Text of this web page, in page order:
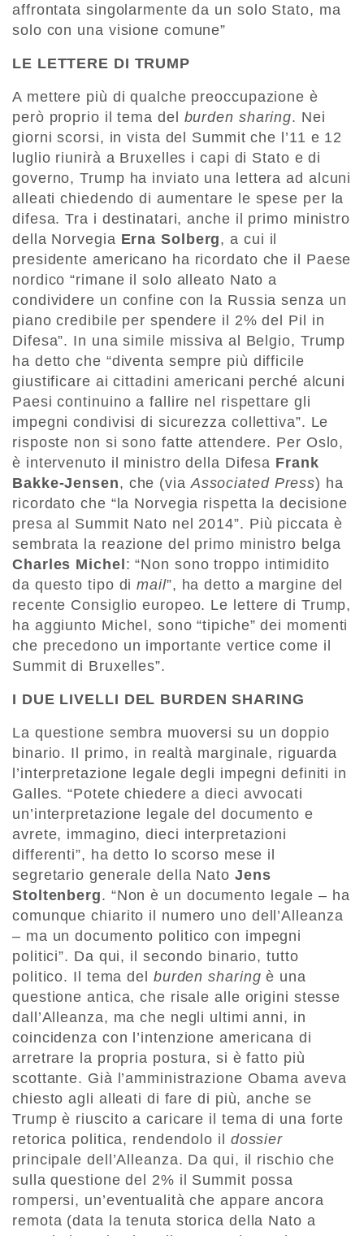
affrontata singolarmente da un solo Stato, ma
solo con una visione comune”
LE LETTERE DI TRUMP
A mettere più di qualche preoccupazione è
però proprio il tema del burden sharing. Nei
giorni scorsi, in vista del Summit che l’11 e 12
luglio riunirà a Bruxelles i capi di Stato e di
governo, Trump ha inviato una lettera ad alcuni
alleati chiedendo di aumentare le spese per la
difesa. Tra i destinatari, anche il primo ministro
della Norvegia Erna Solberg, a cui il
presidente americano ha ricordato che il Paese
nordico “rimane il solo alleato Nato a
condividere un confine con la Russia senza un
piano credibile per spendere il 2% del Pil in
Difesa”. In una simile missiva al Belgio, Trump
ha detto che “diventa sempre più difficile
giustificare ai cittadini americani perché alcuni
Paesi continuino a fallire nel rispettare gli
impegni condivisi di sicurezza collettiva”. Le
risposte non si sono fatte attendere. Per Oslo,
è intervenuto il ministro della Difesa Frank
Bakke-Jensen, che (via Associated Press) ha
ricordato che “la Norvegia rispetta la decisione
presa al Summit Nato nel 2014”. Più piccata è
sembrata la reazione del primo ministro belga
Charles Michel: “Non sono troppo intimidito
da questo tipo dimail”, ha detto a margine del
recente Consiglio europeo. Le lettere di Trump,
ha aggiunto Michel, sono “tipiche” dei momenti
che precedono un importante vertice come il
Summit di Bruxelles”.
I DUE LIVELLI DEL BURDEN SHARING
La questione sembra muoversi su un doppio
binario. Il primo, in realtà marginale, riguarda
l’interpretazione legale degli impegni definiti in
Galles. “Potete chiedere a dieci avvocati
un’interpretazione legale del documento e
avrete, immagino, dieci interpretazioni
differenti”, ha detto lo scorso mese il
segretario generale della Nato Jens
Stoltenberg. “Non è un documento legale – ha
comunque chiarito il numero uno dell’Alleanza
– ma un documento politico con impegni
politici”. Da qui, il secondo binario, tutto
politico. Il tema del burden sharing è una
questione antica, che risale alle origini stesse
dall’Alleanza, ma che negli ultimi anni, in
coincidenza con l’intenzione americana di
arretrare la propria postura, si è fatto più
scottante. Già l’amministrazione Obama aveva
chiesto agli alleati di fare di più, anche se
Trump è riuscito a caricare il tema di una forte
retorica politica, rendendolo il dossier
principale dell’Alleanza. Da qui, il rischio che
sulla questione del 2% il Summit possa
rompersi, un’eventualità che appare ancora
remota (data la tenuta storica della Nato a